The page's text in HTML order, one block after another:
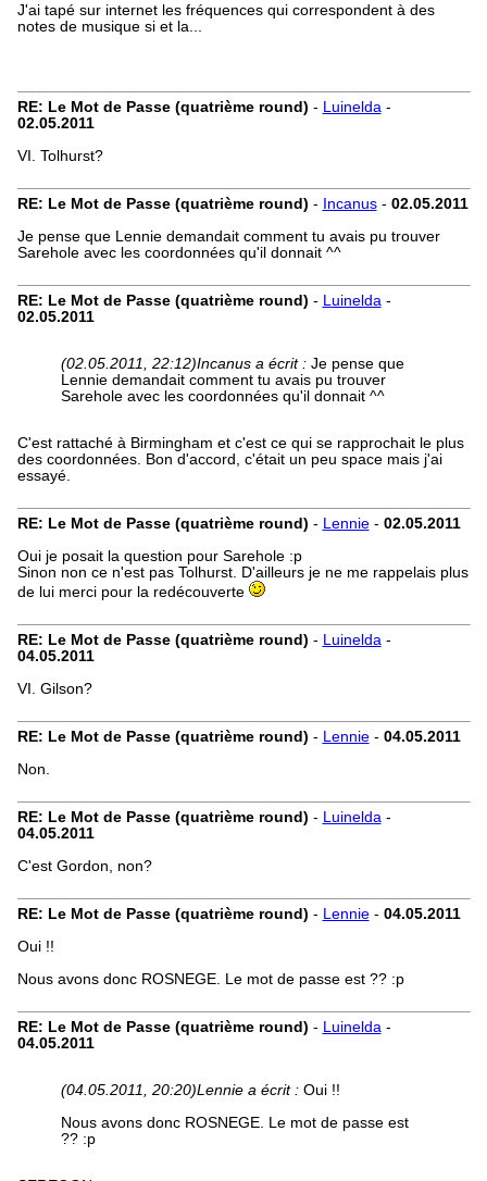
J'ai tapé sur internet les fréquences qui correspondent à des
notes de musique si et la...
RE: Le Mot de Passe (quatrième round) - Luinelda-
02.05.2011
VI. Tolhurst?
RE: Le Mot de Passe (quatrième round) - Incanus- 02.05.2011
Je pense que Lennie demandait comment tu avais pu trouver
Sarehole avec les coordonnées qu'il donnait ^^
RE: Le Mot de Passe (quatrième round) - Luinelda-
02.05.2011
(02.05.2011, 22:12)Incanus a écrit : Je pense que
Lennie demandait comment tu avais pu trouver
Sarehole avec les coordonnées qu'il donnait ^^
C'est rattaché à Birmingham et c'est ce qui se rapprochait le plus
des coordonnées. Bon d'accord, c'était un peu space mais j'ai
essayé.
RE: Le Mot de Passe (quatrième round) - Lennie- 02.05.2011
Oui je posait la question pour Sarehole :p
Sinon non ce n'est pas Tolhurst. D'ailleurs je ne me rappelais plus
de lui merci pour la redécouverte
RE: Le Mot de Passe (quatrième round) - Luinelda-
04.05.2011
VI. Gilson?
RE: Le Mot de Passe (quatrième round) - Lennie- 04.05.2011
Non.
RE: Le Mot de Passe (quatrième round) - Luinelda-
04.05.2011
C'est Gordon, non?
RE: Le Mot de Passe (quatrième round) - Lennie- 04.05.2011
Oui !!
Nous avons donc ROSNEGE. Le mot de passe est ?? :p
RE: Le Mot de Passe (quatrième round) - Luinelda-
04.05.2011
(04.05.2011, 20:20)Lennie a écrit : Oui !!
Nous avons donc ROSNEGE. Le mot de passe est
?? :p